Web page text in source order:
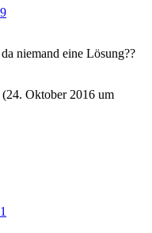
niemand eine Lösung??
(24. Oktober 2016 um